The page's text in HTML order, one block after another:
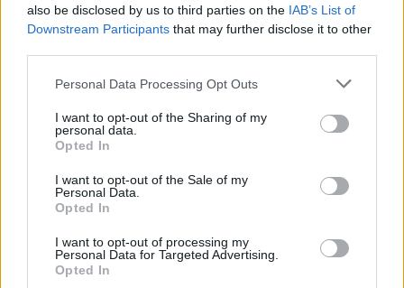
also be disclosed by us to third parties on the IAB’s List of
Downstream Participants that may further disclose it to other
Personal Data Processing Opt Outs
I want to opt-out of the Sharing of my
personal data.
Opted In
I want to opt-out of the Sale of my
Personal Data.
Opted In
I want to opt-out of processing my
Personal Data for Targeted Advertising.
Opted In
MEGTEKINTEM MEGTEKINTEM
KÖNYV, PAPÍRRÉGISÉG
157. tétel:
KÖNYV, PAPÍRRÉGISÉG